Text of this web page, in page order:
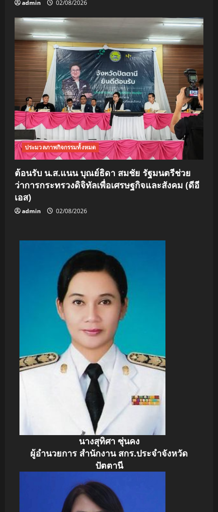
admin 02/08/2026
ประมวลภาพกิจกรรมทั้งหมด
ต้อนรับ น.ส.แนน บุณย์ธิดา สมชัย รัฐมนตรีช่วย
ว่าการกระทรวงดิจิทัลเพื่อเศรษฐกิจและสังคม (ดีอี
เอส)
admin 02/08/2026
นางสุทิศา ซุ่นคง
ผู้อำนวยการ สำนักงาน สกร.ประจำจังหวัด
ปัตตานี